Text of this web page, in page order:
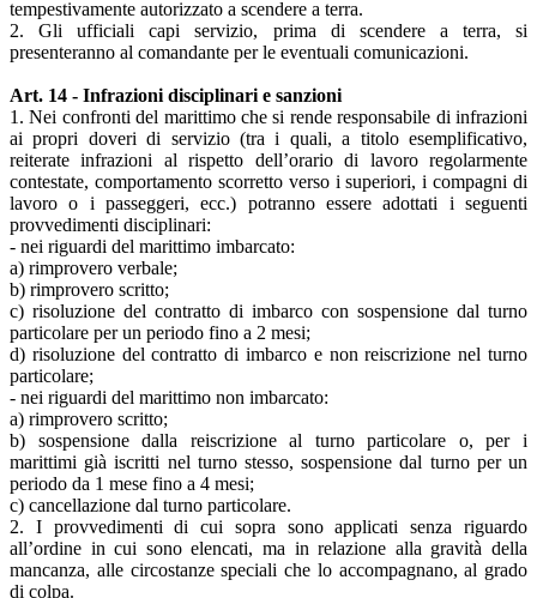
tempestivamente autorizzato a scendere a terra.
2. Gli ufficiali capi servizio, prima di scendere a terra, si
presenteranno al comandante per le eventuali comunicazioni.
Art. 14 - Infrazioni disciplinari e sanzioni
1. Nei confronti del marittimo che si rende responsabile di infrazioni
ai propri doveri di servizio (tra i quali, a titolo esemplificativo,
reiterate infrazioni al rispetto dell’orario di lavoro regolarmente
contestate, comportamento scorretto verso i superiori, i compagni di
lavoro o i passeggeri, ecc.) potranno essere adottati i seguenti
provvedimenti disciplinari:
- nei riguardi del marittimo imbarcato:
a) rimprovero verbale;
b) rimprovero scritto;
c) risoluzione del contratto di imbarco con sospensione dal turno
particolare per un periodo fino a 2 mesi;
d) risoluzione del contratto di imbarco e non reiscrizione nel turno
particolare;
- nei riguardi del marittimo non imbarcato:
a) rimprovero scritto;
b) sospensione dalla reiscrizione al turno particolare o, per i
marittimi già iscritti nel turno stesso, sospensione dal turno per un
periodo da 1 mese fino a 4 mesi;
c) cancellazione dal turno particolare.
2. I provvedimenti di cui sopra sono applicati senza riguardo
all’ordine in cui sono elencati, ma in relazione alla gravità della
mancanza, alle circostanze speciali che lo accompagnano, al grado
di colpa.